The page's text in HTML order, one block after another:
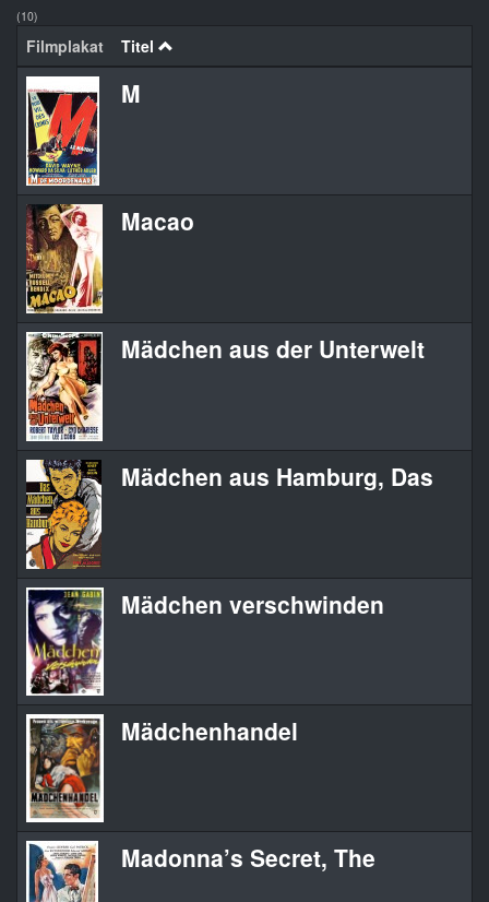
(10)
Filmplakat Titel
M
Macao
Mädchen aus der Unterwelt
Mädchen aus Hamburg, Das
Mädchen verschwinden
Mädchenhandel
Madonna’s Secret, The